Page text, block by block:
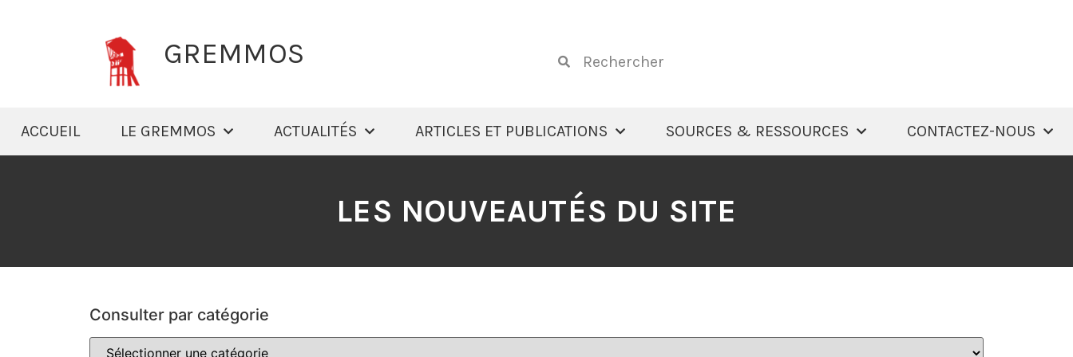
GREMMOS
ACCUEIL LE GREMMOS ACTUALITÉS ARTICLES ET PUBLICATIONS SOURCES & RESSOURCES CONTACTEZ-NOUS
LES NOUVEAUTÉS DU SITE
Consulter par catégorie